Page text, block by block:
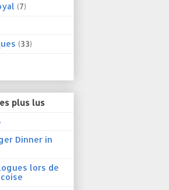
(7)
(33)
plus lus
Dinner in
lors de